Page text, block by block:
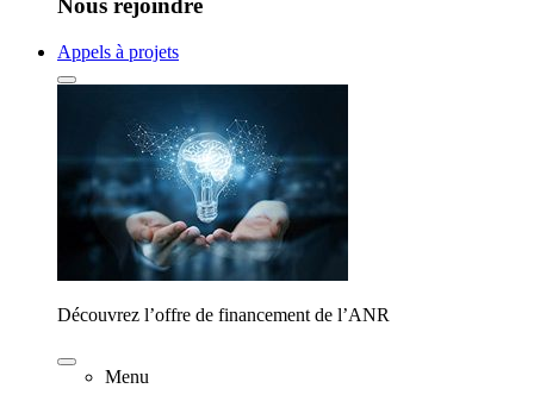
Nous rejoindre
Appels à projets
Découvrez l’offre de financement de l’ANR
Menu